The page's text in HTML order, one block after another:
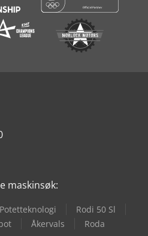
maskinsøk:
Potetteknologi
Rodi 50 Sl
Åkervals Roda